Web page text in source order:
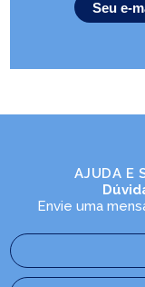
AJUDA E
Envie uma